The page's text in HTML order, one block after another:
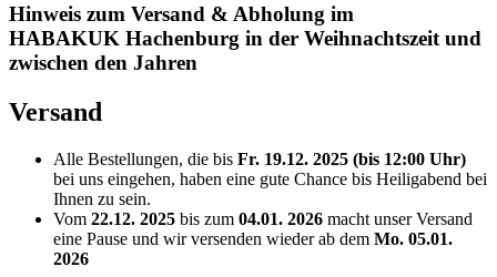
Hinweis zum Versand & Abholung im
HABAKUK Hachenburg in der Weihnachtszeit und
zwischen den Jahren
Versand
Alle Bestellungen, die bis Fr. 19.12. 2025 (bis 12:00 Uhr)
bei uns eingehen, haben eine gute Chance bis Heiligabend bei
Ihnen zu sein.
Vom 22.12. 2025 bis zum 04.01. 2026 macht unser Versand
eine Pause und wir versenden wieder ab dem Mo. 05.01.
2026